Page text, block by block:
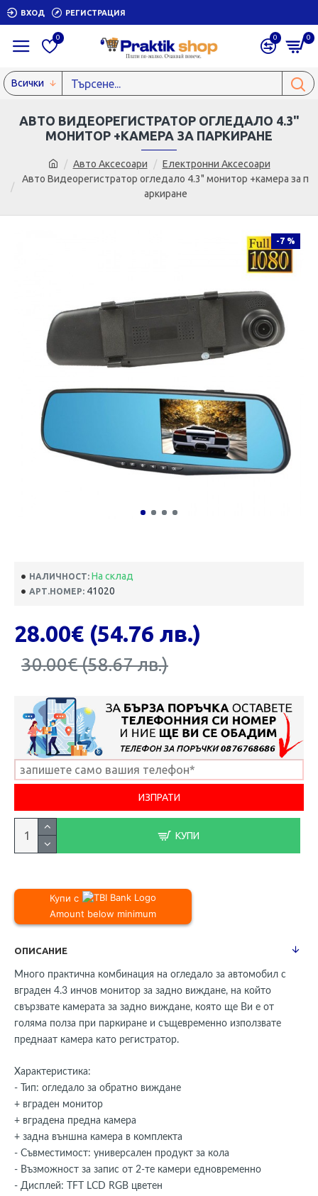
ВХОД РЕГИСТРАЦИЯ
0 0 0
Всички
Авто Аксесоари
Електронни Аксесоари
Авто Видеорегистратор огледало 4.3" монитор +камера за п
аркиране
АВТО ВИДЕОРЕГИСТРАТОР ОГЛЕДАЛО 4.3"
МОНИТОР +КАМЕРА ЗА ПАРКИРАНЕ
-7 %
НАЛИЧНОСТ: На склад
АРТ.НОМЕР: 41020
30.00€ (58.67 лв.)
28.00€ (54.76 лв.)
КУПИ
Купи с
Amount below minimum
ОПИСАНИЕ
Много практична комбинация на огледало за автомобил с
вграден 4.3 инчов монитор за задно виждане, на който
свързвате камерата за задно виждане, която ще Ви е от
голяма полза при паркиране и същевременно използвате
преднаат камера като регистратор.
Характеристика:
- Тип: огледало за обратно виждане
+ вграден монитор
+ вградена предна камера
+ задна външна камера в комплекта
- Съвместимост: универсален продукт за кола
- Възможност за запис от 2-те камери едновременно
- Дисплей: TFT LCD RGB цветен